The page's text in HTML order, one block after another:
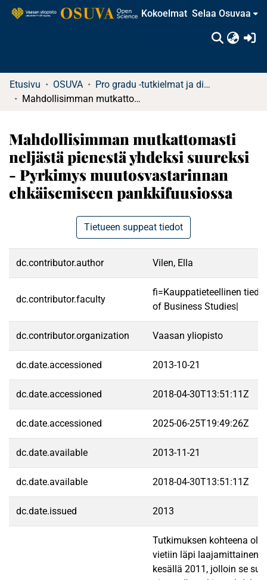
Kokoelmat Selaa Osuvaa
Etusivu OSUVA
Pro gradu -tutkielmat ja diplomityöt (rajattu saatavuus)
Mahdollisimman mutkattomasti neljästä pienestä yhdeksi suureksi - Pyrkimys muutosvastarinnan ehkäisemiseen pankkifuusiossa
Mahdollisimman mutkattomasti
neljästä pienestä yhdeksi suureksi
- Pyrkimys muutosvastarinnan
ehkäisemiseen pankkifuusiossa
Tietueen suppeat tiedot
dc.contributor.author Vilen, Ella
dc.contributor.faculty
fi=Kauppatieteellinen
of Business Studies|
dc.contributor.organization Vaasan yliopisto
dc.date.accessioned 2013-10-21
dc.date.accessioned 2018-04-30T13:51:11Z
dc.date.accessioned 2025-06-25T19:49:26Z
dc.date.available 2013-11-21
dc.date.available 2018-04-30T13:51:11Z
dc.date.issued 2013
Tutkimuksen kohteena
vietiin läpi laajamittainen
kesällä 2011, jolloin se